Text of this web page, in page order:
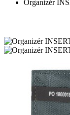
Organizér